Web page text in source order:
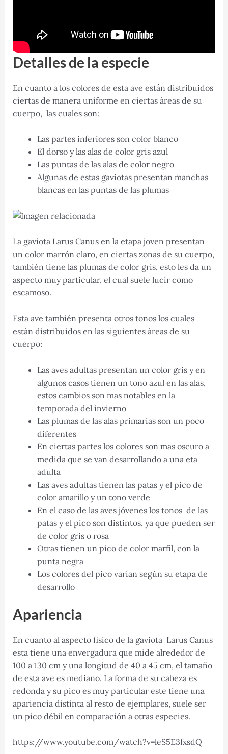
Detalles de la especie
En cuanto a los colores de esta ave están distribuidos
ciertas de manera uniforme en ciertas áreas de su
cuerpo, las cuales son:
Las partes inferiores son color blanco
El dorso y las alas de color gris azul
Las puntas de las alas de color negro
Algunas de estas gaviotas presentan manchas
blancas en las puntas de las plumas
La gaviota Larus Canus en la etapa joven presentan
un color marrón claro, en ciertas zonas de su cuerpo,
también tiene las plumas de color gris, esto les da un
aspecto muy particular, el cual suele lucir como
escamoso.
Esta ave también presenta otros tonos los cuales
están distribuidos en las siguientes áreas de su
cuerpo:
Las aves adultas presentan un color gris y en
algunos casos tienen un tono azul en las alas,
estos cambios son mas notables en la
temporada del invierno
Las plumas de las alas primarias son un poco
diferentes
En ciertas partes los colores son mas oscuro a
medida que se van desarrollando a una eta
adulta
Las aves adultas tienen las patas y el pico de
color amarillo y un tono verde
En el caso de las aves jóvenes los tonos de las
patas y el pico son distintos, ya que pueden ser
de color gris o rosa
Otras tienen un pico de color marfil, con la
punta negra
Los colores del pico varían según su etapa de
desarrollo
Apariencia
En cuanto al aspecto fisico de la gaviota Larus Canus
esta tiene una envergadura que mide alrededor de
100 a 130 cm y una longitud de 40 a 45 cm, el tamaño
de esta ave es mediano. La forma de su cabeza es
redonda y su pico es muy particular este tiene una
apariencia distinta al resto de ejemplares, suele ser
un pico débil en comparación a otras especies.
https://www.youtube.com/watch?v=leS5E3fxsdQ